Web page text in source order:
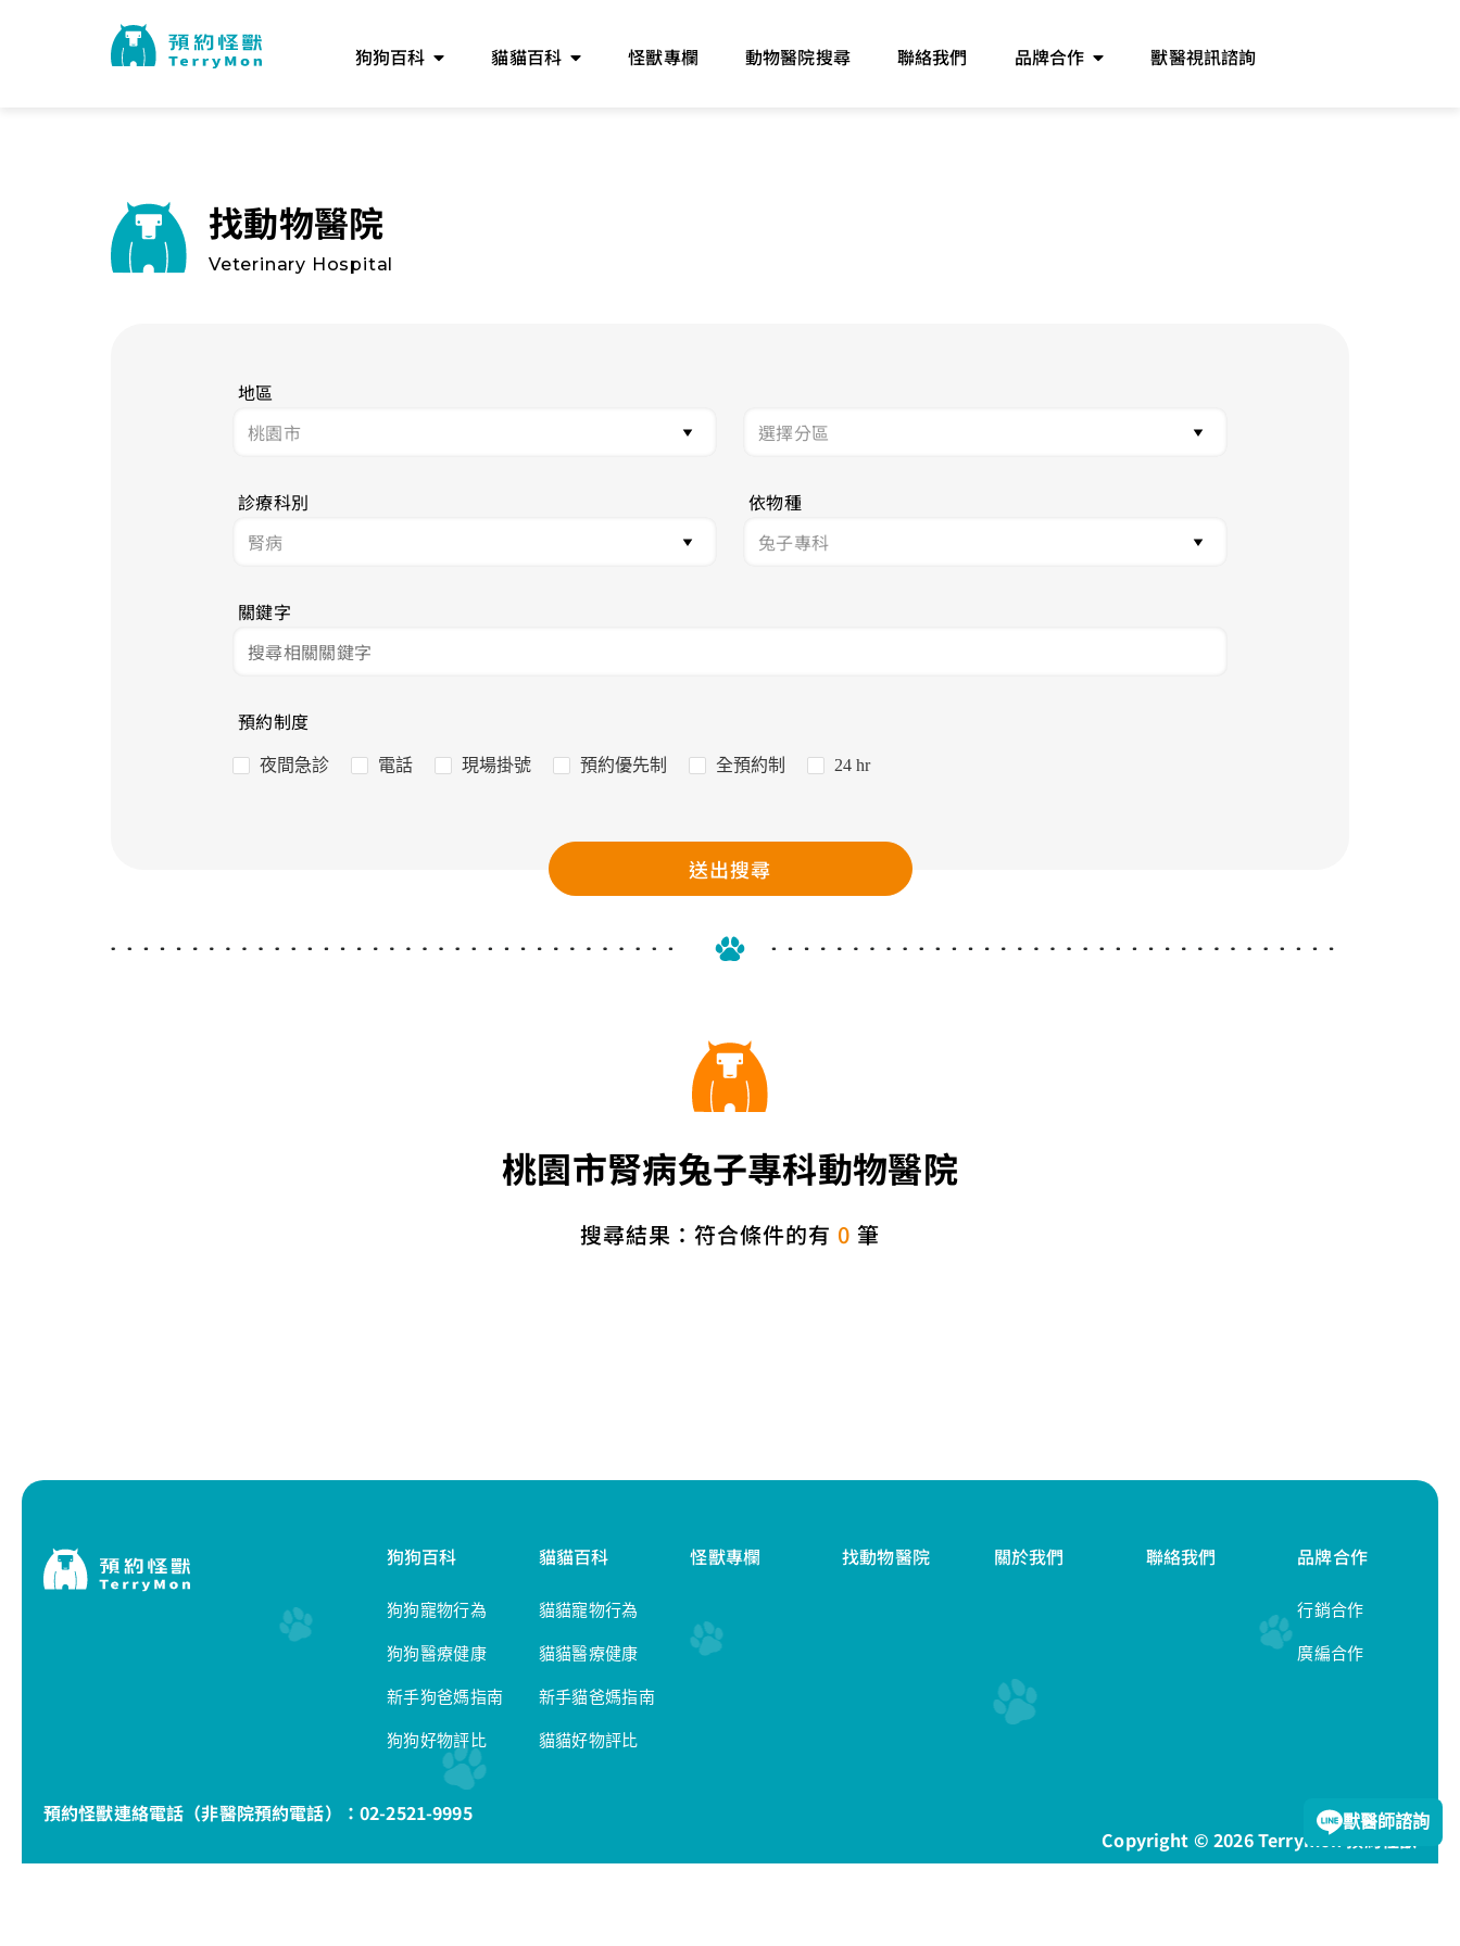
狗狗百科 貓貓百科 怪獸專欄 動物醫院搜尋 聯絡我們 品牌合作 獸醫視訊諮詢
找動物醫院
Veterinary Hospital
地區
診療科別 依物種
關鍵字
預約制度
夜間急診 電話 現場掛號 預約優先制 全預約制 24 hr
送出搜尋
桃園市腎病兔子專科動物醫院
搜尋結果：符合條件的有 0 筆
狗狗百科
狗狗寵物行為
狗狗醫療健康
新手狗爸媽指南
狗狗好物評比
貓貓百科
貓貓寵物行為
貓貓醫療健康
新手貓爸媽指南
貓貓好物評比
怪獸專欄 找動物醫院 關於我們 聯絡我們 品牌合作
行銷合作
廣編合作
預約怪獸連絡電話（非醫院預約電話）： 02-2521-9995
隱私權政策
Copyright © 2026 Terrymon 預約怪獸
獸醫師諮詢